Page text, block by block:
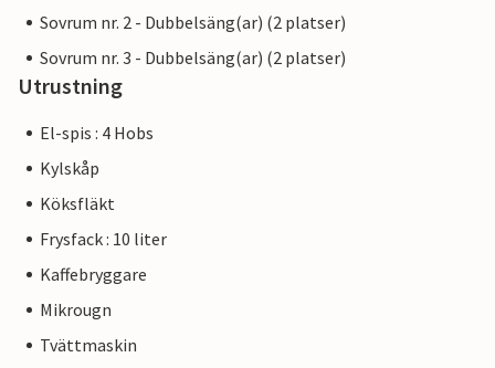
Sovrum nr. 2 - Dubbelsäng(ar) (2 platser)
Sovrum nr. 3 - Dubbelsäng(ar) (2 platser)
Utrustning
El-spis : 4 Hobs
Kylskåp
Köksfläkt
Frysfack : 10 liter
Kaffebryggare
Mikrougn
Tvättmaskin